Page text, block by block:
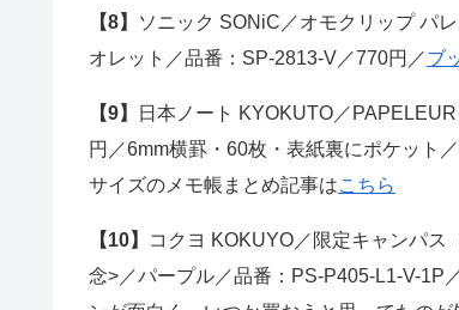
【8】
ソニック SONiC／オモクリップ パ
オレット／品番：SP-2813-V／770円／ブ
【9】
日本ノート KYOKUTO／
円／6mm横罫・60枚・表紙裏にポケット
サイズのメモ帳まとめ記事はこちら
【10】
コクヨ KOKUYO／限定キャンパス
念>／パープル／品番：PS-P405-L1-V-1P